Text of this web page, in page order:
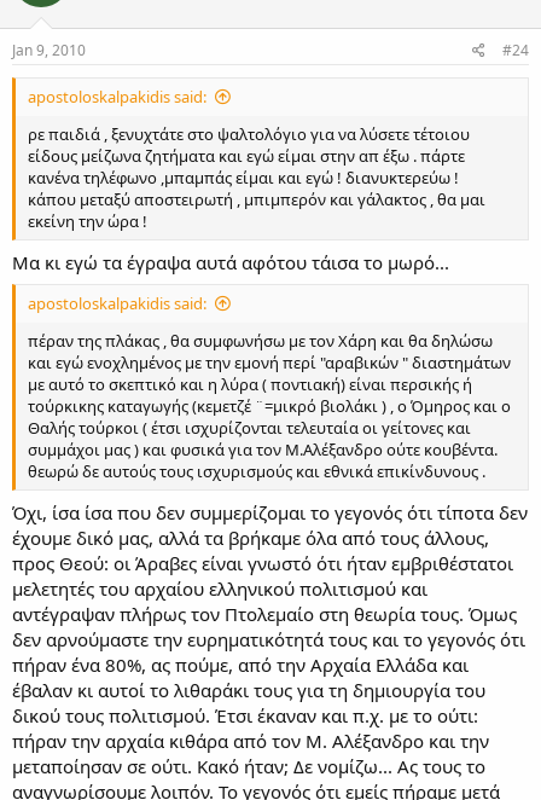
Jan 9, 2010 #24
apostoloskalpakidis said:
ρε παιδιά , ξενυχτάτε στο ψαλτολόγιο για να λύσετε τέτοιου
είδους μείζωνα ζητήματα και εγώ είμαι στην απ έξω . πάρτε
κανένα τηλέφωνο ,μπαμπάς είμαι και εγώ ! διανυκτερεύω !
κάπου μεταξύ αποστειρωτή , μπιμπερόν και γάλακτος , θα μαι
εκείνη την ώρα !
Μα κι εγώ τα έγραψα αυτά αφότου τάισα το μωρό...
apostoloskalpakidis said:
πέραν της πλάκας , θα συμφωνήσω με τον Χάρη και θα δηλώσω
και εγώ ενοχλημένος με την εμονή περί "αραβικών " διαστημάτων
με αυτό το σκεπτικό και η λύρα ( ποντιακή) είναι περσικής ή
τούρκικης καταγωγής (κεμετζέ ¨=μικρό βιολάκι ) , ο Όμηρος και ο
Θαλής τούρκοι ( έτσι ισχυρίζονται τελευταία οι γείτονες και
συμμάχοι μας ) και φυσικά για τον Μ.Αλέξανδρο ούτε κουβέντα.
θεωρώ δε αυτούς τους ισχυρισμούς και εθνικά επικίνδυνους .
Όχι, ίσα ίσα που δεν συμμερίζομαι το γεγονός ότι τίποτα δεν
έχουμε δικό μας, αλλά τα βρήκαμε όλα από τους άλλους,
προς Θεού: οι Άραβες είναι γνωστό ότι ήταν εμβριθέστατοι
μελετητές του αρχαίου ελληνικού πολιτισμού και
αντέγραψαν πλήρως τον Πτολεμαίο στη θεωρία τους. Όμως
δεν αρνούμαστε την ευρηματικότητά τους και το γεγονός ότι
πήραν ένα 80%, ας πούμε, από την Αρχαία Ελλάδα και
έβαλαν κι αυτοί το λιθαράκι τους για τη δημιουργία του
δικού τους πολιτισμού. Έτσι έκαναν και π.χ. με το ούτι:
πήραν την αρχαία κιθάρα από τον Μ. Αλέξανδρο και την
μεταποίησαν σε ούτι. Κακό ήταν; Δε νομίζω... Ας τους το
αναγνωρίσουμε λοιπόν. Το γεγονός ότι εμείς πήραμε μετά